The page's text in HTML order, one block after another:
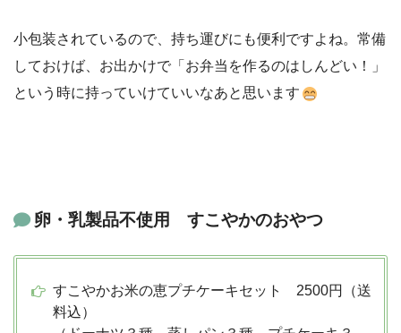
小包装されているので、持ち運びにも便利ですよね。常備
しておけば、お出かけで「お弁当を作るのはしんどい！」
という時に持っていけていいなあと思います
卵・乳製品不使用 すこやかのおやつ
すこやかお米の恵プチケーキセット 2500円（送
料込）